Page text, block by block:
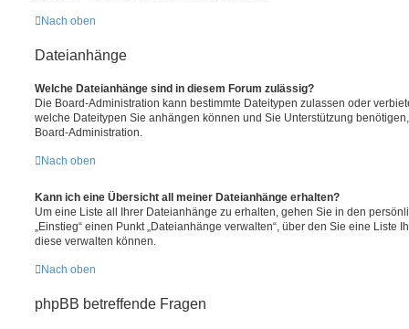
Nach oben
Dateianhänge
Welche Dateianhänge sind in diesem Forum zulässig?
Die Board-Administration kann bestimmte Dateitypen zulassen oder
welche Dateitypen Sie anhängen können und Sie Unterstützung
Board-Administration.
Nach oben
Kann ich eine Übersicht all meiner Dateianhänge erhalten?
Um eine Liste all Ihrer Dateianhänge zu erhalten, gehen Sie in den
„Einstieg“ einen Punkt „Dateianhänge verwalten“, über den Sie eine Liste
diese verwalten können.
Nach oben
phpBB betreffende Fragen